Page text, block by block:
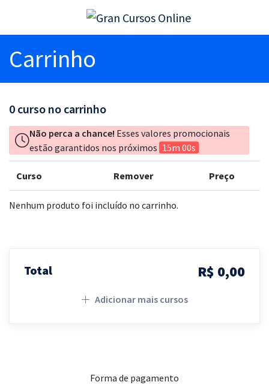
Carrinho
0 curso no carrinho
Não perca a chance! Esses valores promocionais
estão garantidos nos próximos 15m 00s
Curso Remover Preço
Nenhum produto foi incluído no carrinho.
Total R$ 0,00
Adicionar mais cursos
Forma de pagamento